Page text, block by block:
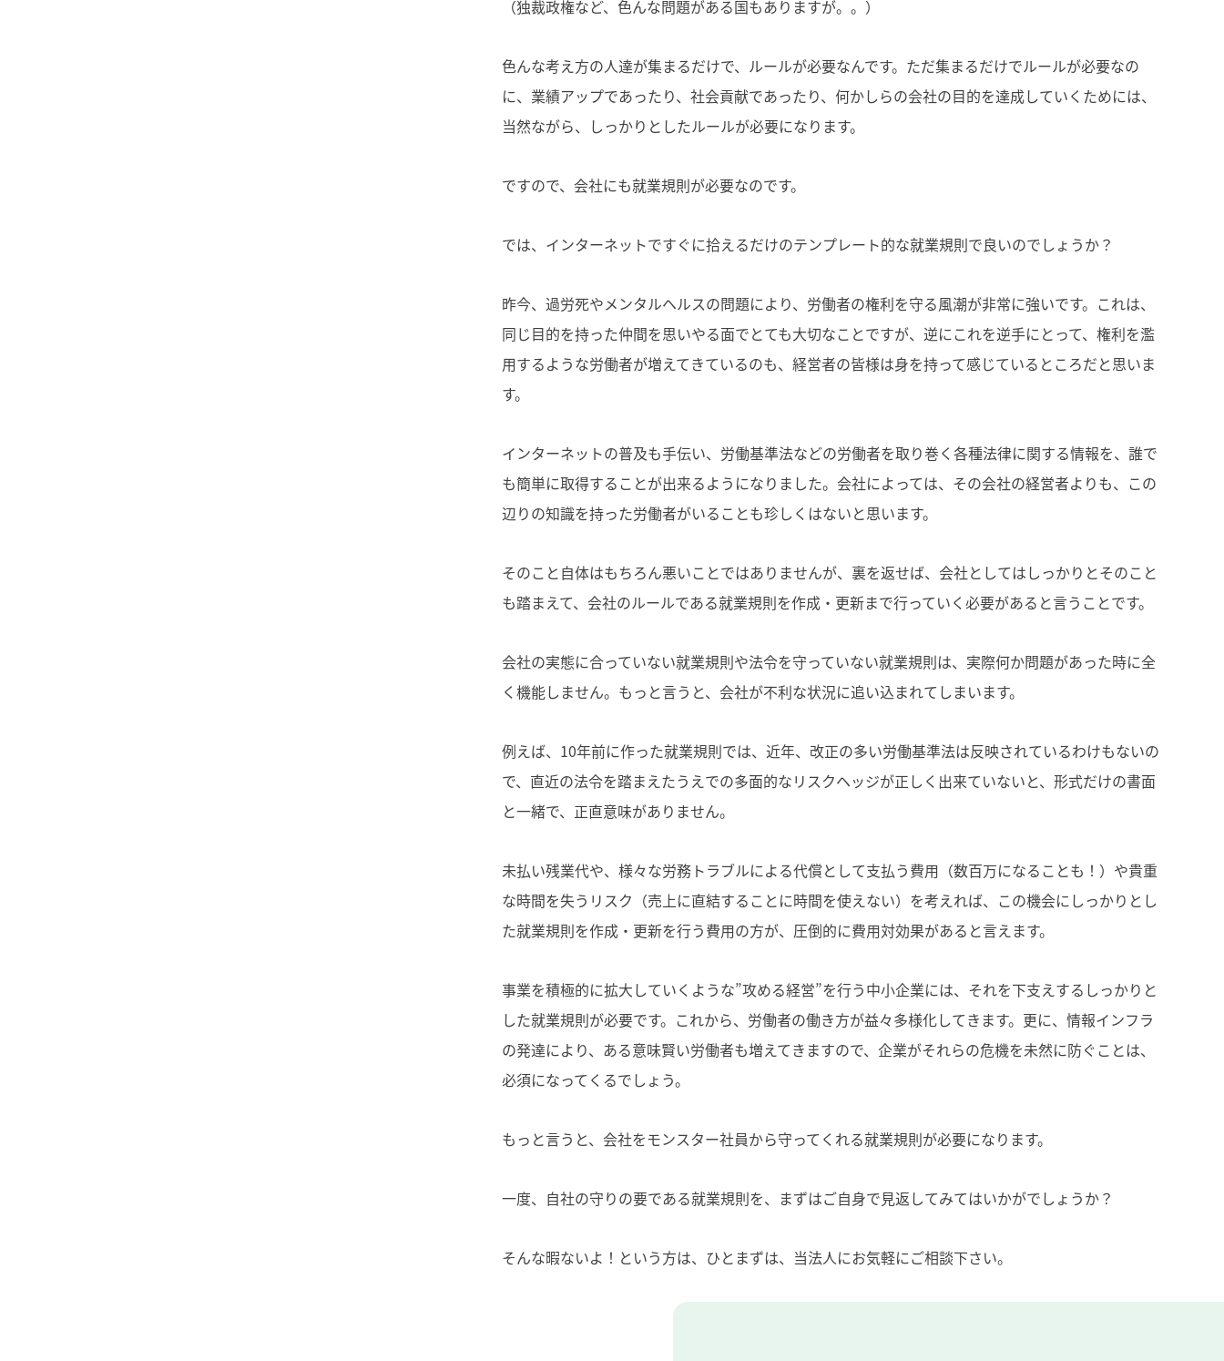
（独裁政権など、色んな問題がある国もありますが。。）
色んな考え方の人達が集まるだけで、ルールが必要なんです。ただ集まるだけでルールが必要なの
に、業績アップであったり、社会貢献であったり、何かしらの会社の目的を達成していくためには、
当然ながら、しっかりとしたルールが必要になります。
ですので、会社にも就業規則が必要なのです。
では、インターネットですぐに拾えるだけのテンプレート的な就業規則で良いのでしょうか？
昨今、過労死やメンタルヘルスの問題により、労働者の権利を守る風潮が非常に強いです。これは、
同じ目的を持った仲間を思いやる面でとても大切なことですが、逆にこれを逆手にとって、権利を濫
用するような労働者が増えてきているのも、経営者の皆様は身を持って感じているところだと思いま
す。
インターネットの普及も手伝い、労働基準法などの労働者を取り巻く各種法律に関する情報を、誰で
も簡単に取得することが出来るようになりました。会社によっては、その会社の経営者よりも、この
辺りの知識を持った労働者がいることも珍しくはないと思います。
そのこと自体はもちろん悪いことではありませんが、裏を返せば、会社としてはしっかりとそのこと
も踏まえて、会社のルールである就業規則を作成・更新まで行っていく必要があると言うことです。
会社の実態に合っていない就業規則や法令を守っていない就業規則は、実際何か問題があった時に全
く機能しません。もっと言うと、会社が不利な状況に追い込まれてしまいます。
例えば、10年前に作った就業規則では、近年、改正の多い労働基準法は反映されているわけもないの
で、直近の法令を踏まえたうえでの多面的なリスクヘッジが正しく出来ていないと、形式だけの書面
と一緒で、正直意味がありません。
未払い残業代や、様々な労務トラブルによる代償として支払う費用（数百万になることも！）や貴重
な時間を失うリスク（売上に直結することに時間を使えない）を考えれば、この機会にしっかりとし
た就業規則を作成・更新を行う費用の方が、圧倒的に費用対効果があると言えます。
事業を積極的に拡大していくような”攻める経営”を行う中小企業には、それを下支えするしっかりと
した就業規則が必要です。これから、労働者の働き方が益々多様化してきます。更に、情報インフラ
の発達により、ある意味賢い労働者も増えてきますので、企業がそれらの危機を未然に防ぐことは、
必須になってくるでしょう。
もっと言うと、会社をモンスター社員から守ってくれる就業規則が必要になります。
一度、自社の守りの要である就業規則を、まずはご自身で見返してみてはいかがでしょうか？
そんな暇ないよ！という方は、ひとまずは、当法人にお気軽にご相談下さい。